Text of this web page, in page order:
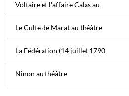
Voltaire et l'affaire Calas au
Le Culte de Marat au théâtre
La Fédération (14 juillet 1790
Ninon au théâtre